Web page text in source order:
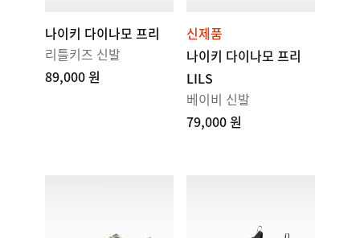
나이키 다이나모 프리
리틀키즈 신발
89,000 원
신제품
나이키 다이나모 프리
LILS
베이비 신발
79,000 원